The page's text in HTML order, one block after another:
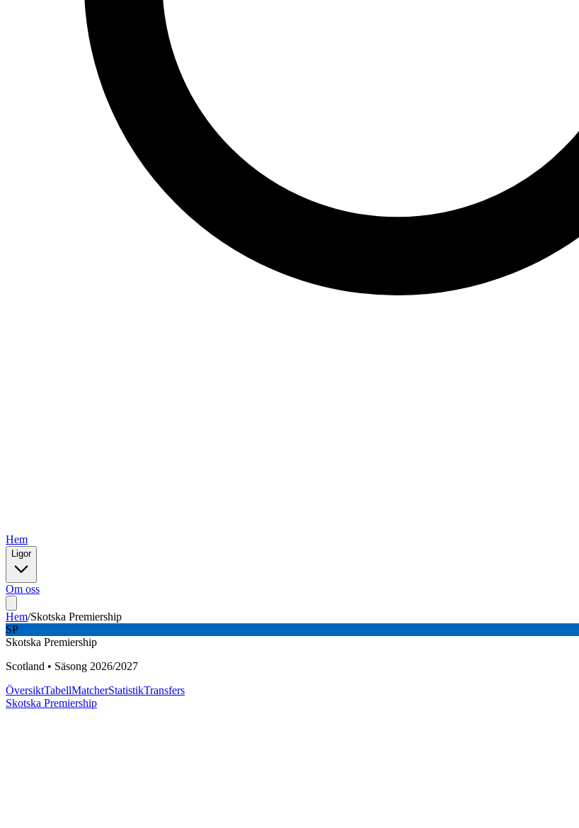
Hem
Ligor
Om oss
Hem/Skotska Premiership
SP
Skotska Premiership
Scotland • Säsong 2026/2027
ÖversiktTabellMatcherStatistikTransfers
Skotska Premiership